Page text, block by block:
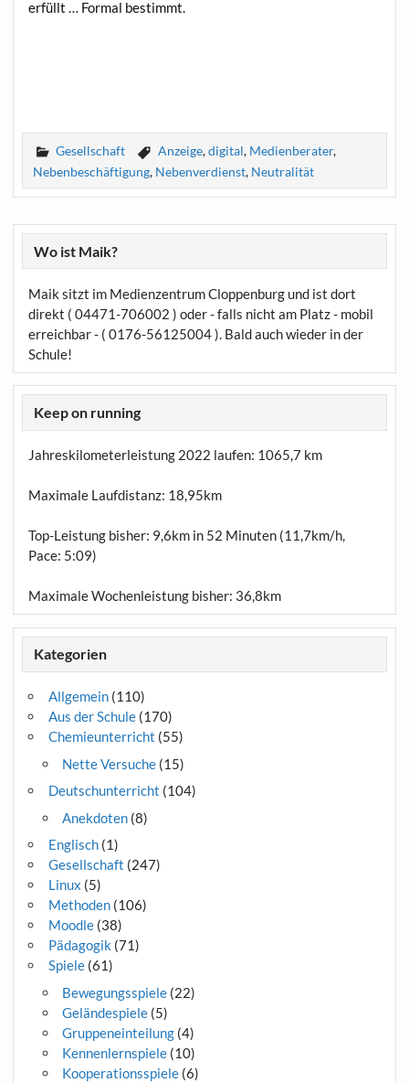
erfüllt … For­mal bestimmt.
Gesellschaft Anzeige,digital, Medienberater,
Nebenbeschäftigung, Nebenverdienst, Neutralität
Wo ist Maik?
Maik sitzt im Medienzentrum Cloppenburg und ist dort
direkt ( 04471-706002 ) oder - falls nicht am Platz - mobil
erreichbar - ( 0176-56125004 ). Bald auch wieder in der
Schule!
Keep on running
Jahreskilometerleistung 2022 laufen: 1065,7 km
Maximale Laufdistanz: 18,95km
Top-Leistung bisher: 9,6km in 52 Minuten (11,7km/h,
Pace: 5:09)
Maximale Wochenleistung bisher: 36,8km
Kategorien
Allgemein(110)
Aus der Schule(170)
Chemieunterricht (55)
Nette Versuche(15)
Deutschunterricht (104)
Anekdoten(8)
Englisch(1)
Gesellschaft (247)
Linux (5)
Methoden(106)
Moodle(38)
Pädagogik (71)
Spiele(61)
Bewegungsspiele(22)
Geländespiele(5)
Gruppeneinteilung(4)
Kennenlernspiele(10)
Kooperationsspiele(6)